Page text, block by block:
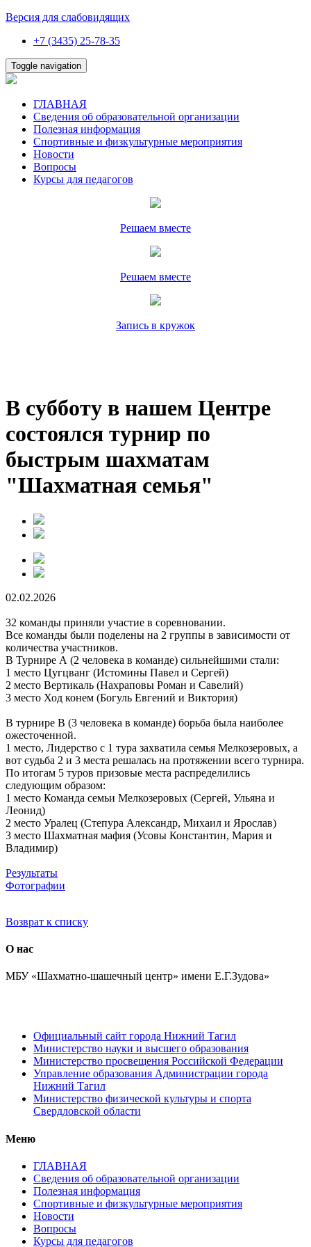
Версия для слабовидящих
+7 (3435) 25-78-35
Toggle navigation
ГЛАВНАЯ
Сведения об образовательной организации
Полезная информация
Спортивные и физкультурные мероприятия
Новости
Вопросы
Курсы для педагогов
Решаем вместе
Решаем вместе
Запись в кружок
В субботу в нашем Центре
состоялся турнир по
быстрым шахматам
"Шахматная семья"
02.02.2026
32 команды приняли участие в соревновании.
Все команды были поделены на 2 группы в зависимости от
количества участников.
В Турнире А (2 человека в команде) сильнейшими стали:
1 место Цугцванг (Истомины Павел и Сергей)
2 место Вертикаль (Нахраповы Роман и Савелий)
3 место Ход конем (Богуль Евгений и Виктория)
В турнире В (3 человека в команде) борьба была наиболее
ожесточенной.
1 место, Лидерство с 1 тура захватила семья Мелкозеровых, а
вот судьба 2 и 3 места решалась на протяжении всего турнира.
По итогам 5 туров призовые места распределились
следующим образом:
1 место Команда семьи Мелкозеровых (Сергей, Ульяна и
Леонид)
2 место Уралец (Степура Александр, Михаил и Ярослав)
3 место Шахматная мафия (Усовы Константин, Мария и
Владимир)
Результаты
Фотографии
Возврат к списку
О нас
МБУ «Шахматно-шашечный центр» имени Е.Г.Зудова»
Официальный сайт города Нижний Тагил
Министерство науки и высшего образования
Министерство просвещения Российской Федерации
Управление образования Администрации города
Нижний Тагил
Министерство физической культуры и спорта
Свердловской области
Меню
ГЛАВНАЯ
Сведения об образовательной организации
Полезная информация
Спортивные и физкультурные мероприятия
Новости
Вопросы
Курсы для педагогов